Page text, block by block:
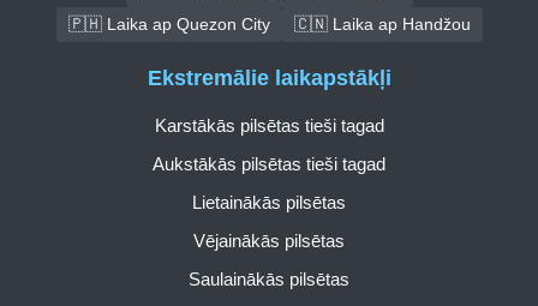
🇵🇭 Laika ap Quezon City
🇨🇳 Laika ap Handžou
Ekstremālie laikapstākļi
Karstākās pilsētas tieši tagad
Aukstākās pilsētas tieši tagad
Lietainākās pilsētas
Vējainākās pilsētas
Saulainākās pilsētas